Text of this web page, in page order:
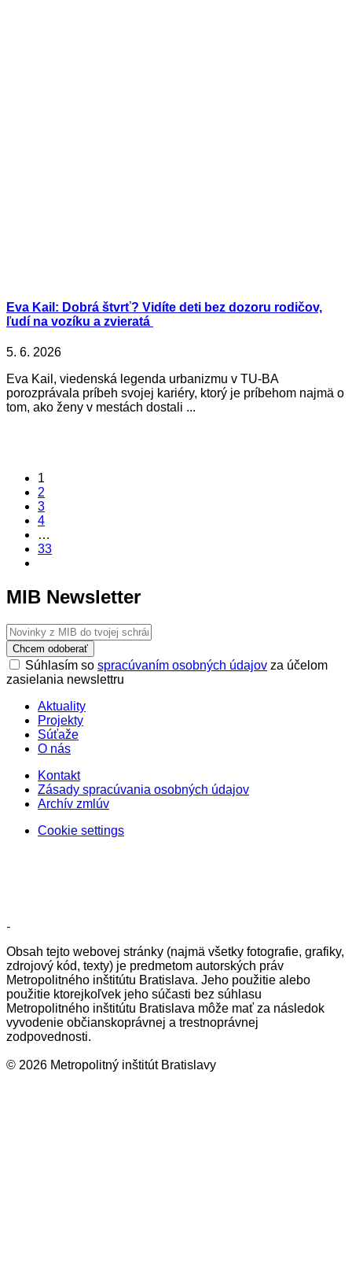
Eva Kail: Dobrá štvrť? Vidíte deti bez dozoru rodičov,
ľudí na vozíku a zvieratá
5. 6. 2026
Eva Kail, viedenská legenda urbanizmu v TU-BA
porozprávala príbeh svojej kariéry, ktorý je príbehom najmä o
tom, ako ženy v mestách dostali ...
1
2
3
4
…
33
MIB Newsletter
Chcem odoberať
Súhlasím so spracúvaním osobných údajov za účelom
zasielania newslettru
Aktuality
Projekty
Súťaže
O nás
Kontakt
Zásady spracúvania osobných údajov
Archív zmlúv
Cookie settings
Obsah tejto webovej stránky (najmä všetky fotografie, grafiky,
zdrojový kód, texty) je predmetom autorských práv
Metropolitného inštitútu Bratislava. Jeho použitie alebo
použitie ktorejkoľvek jeho súčasti bez súhlasu
Metropolitného inštitútu Bratislava môže mať za následok
vyvodenie občianskoprávnej a trestnoprávnej
zodpovednosti.
© 2026 Metropolitný inštitút Bratislavy